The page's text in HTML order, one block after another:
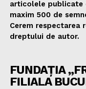
articolele publicate
maxim 500 de
Cerem respectarea
dreptului de autor.
FUNDAȚIA
FILIALA